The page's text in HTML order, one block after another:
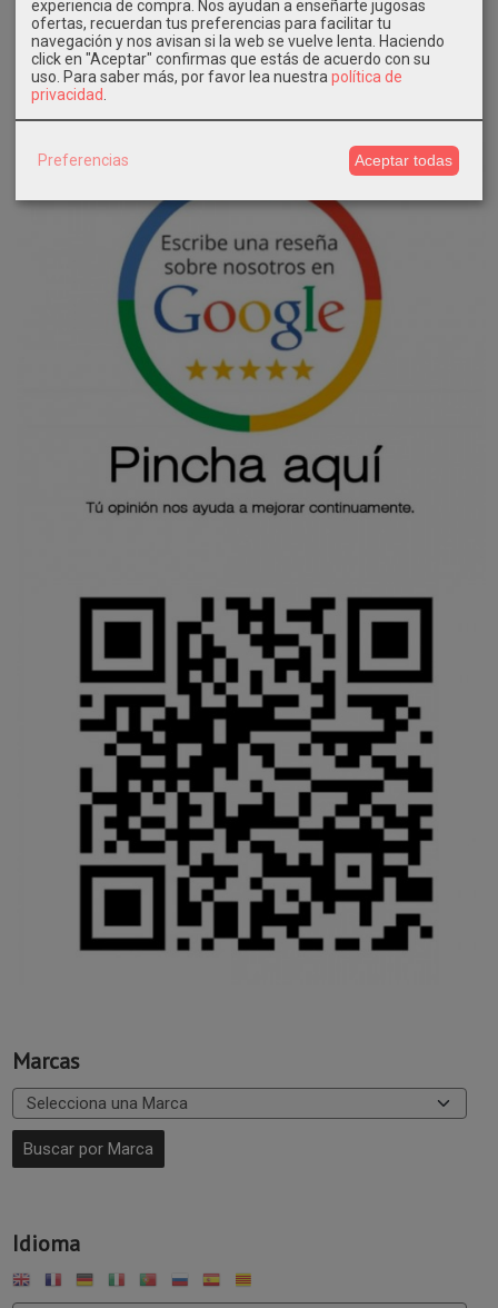
Marcas
Idioma
experiencia de compra. Nos ayudan a enseñarte jugosas
ofertas, recuerdan tus preferencias para facilitar tu
navegación y nos avisan si la web se vuelve lenta. Haciendo
click en "Aceptar" confirmas que estás de acuerdo con su
uso. Para saber más, por favor lea nuestra política de
privacidad
Preferencias Aceptar todas